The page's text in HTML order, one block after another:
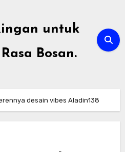
untuk
Bosan.
desain vibes Aladin138